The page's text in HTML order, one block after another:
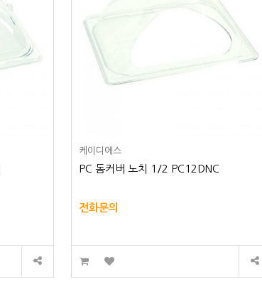
케이디에스
PC 돔커버 노치 1/2 PC12DNC
전화문의